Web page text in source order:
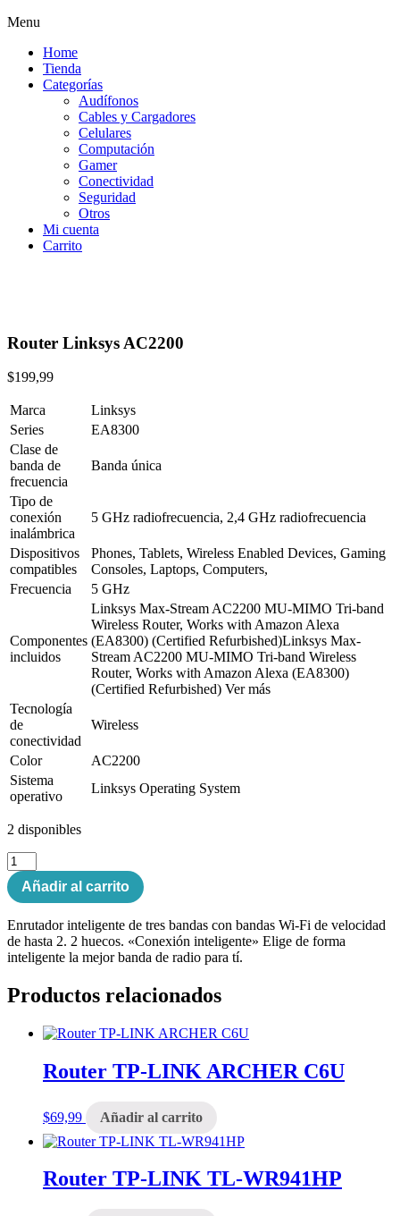
Menu
Home
Tienda
Categorías
Audífonos
Cables y Cargadores
Celulares
Computación
Gamer
Conectividad
Seguridad
Otros
Mi cuenta
Carrito
Router Linksys AC2200
$199,99
Marca
Linksys
Series
EA8300
Clase de
banda de
frecuencia
Banda única
Tipo de
conexión
inalámbrica
5 GHz radiofrecuencia, 2,4 GHz radiofrecuencia
Dispositivos
compatibles
Phones, Tablets, Wireless Enabled Devices, Gaming
Consoles, Laptops, Computers,
Frecuencia
5 GHz
Componentes
incluidos
Linksys Max-Stream AC2200 MU-MIMO Tri-band
Wireless Router, Works with Amazon Alexa
(EA8300) (Certified Refurbished)Linksys Max-
Stream AC2200 MU-MIMO Tri-band Wireless
Router, Works with Amazon Alexa (EA8300)
(Certified Refurbished) Ver más
Tecnología
de
conectividad
Wireless
Color
AC2200
Sistema
operativo
Linksys Operating System
2 disponibles
Router
Linksys
AC2200
cantidad
Añadir al carrito
Enrutador inteligente de tres bandas con bandas Wi-Fi de velocidad
de hasta 2. 2 huecos. «Conexión inteligente» Elige de forma
inteligente la mejor banda de radio para tí.
Productos relacionados
Router TP-LINK ARCHER C6U
$69,99 Añadir al carrito
Router TP-LINK TL-WR941HP